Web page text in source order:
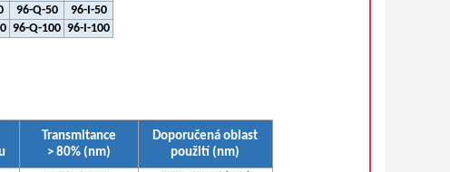
96-Q-50
96-I-50
96-Q-100 96-I-100
Transmitance
> 80% (nm)
Doporučená oblast
použití (nm)